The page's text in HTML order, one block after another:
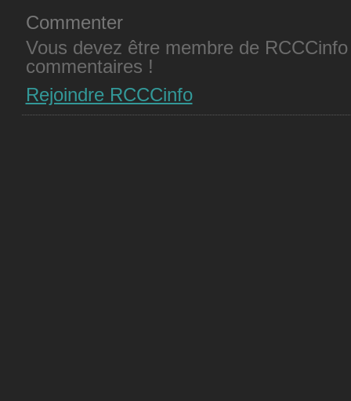
Commenter
Vous devez être membre de
commentaires !
Rejoindre RCCCinfo